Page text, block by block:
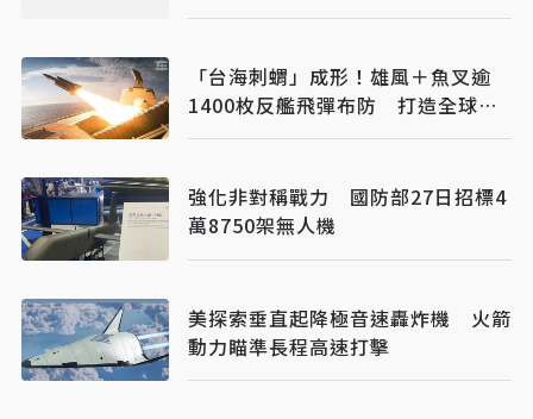
「台海刺蝟」成形！雄風＋魚叉逾
1400枚反艦飛彈布防 打造全球最
密集海防火力網
強化非對稱戰力 國防部27日招標4
萬8750架無人機
美探索垂直起降極音速轟炸機 火箭
動力瞄準長程高速打擊